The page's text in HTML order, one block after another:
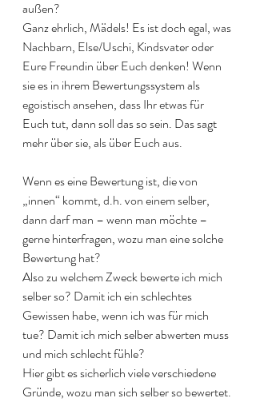
außen?
Ganz ehrlich, Mädels! Es ist doch egal, was
Nachbarn, Else/Uschi, Kindsvater oder
Eure Freundin über Euch denken! Wenn
sie es in ihrem Bewertungssystem als
egoistisch ansehen, dass Ihr etwas für
Euch tut, dann soll das so sein. Das sagt
mehr über sie, als über Euch aus.
Wenn es eine Bewertung ist, die von
„innen“ kommt, d.h. von einem selber,
dann darf man – wenn man möchte –
gerne hinterfragen, wozu man eine solche
Bewertung hat?
Also zu welchem Zweck bewerte ich mich
selber so? Damit ich ein schlechtes
Gewissen habe, wenn ich was für mich
tue? Damit ich mich selber abwerten muss
und mich schlecht fühle?
Hier gibt es sicherlich viele verschiedene
Gründe, wozu man sich selber so bewertet.